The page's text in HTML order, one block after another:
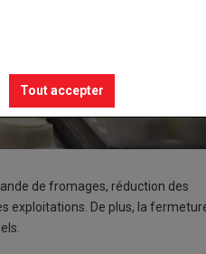
de fromages, réduction des
exploitations. De plus, la
Tout accepter